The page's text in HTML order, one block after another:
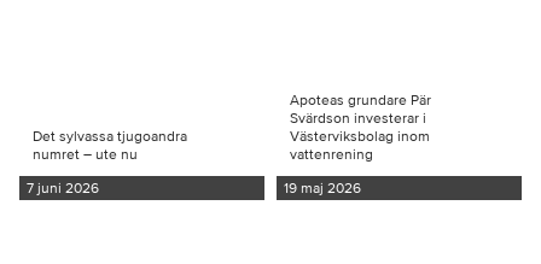
Det sylvassa tjugoandra
numret – ute nu
7 juni 2026
Apoteas grundare Pär
Svärdson investerar i
Västerviksbolag inom
vattenrening
19 maj 2026